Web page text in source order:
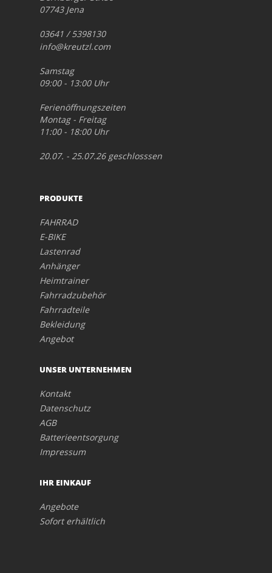
07743 Jena
03641 / 5398130
info@kreutzl.com
Samstag
09:00 - 13:00 Uhr
Ferienöffnungszeiten
Montag - Freitag
11:00 - 18:00 Uhr
20.07. - 25.07.26 geschlosssen
PRODUKTE
FAHRRAD
E-BIKE
Lastenrad
Anhänger
Heimtrainer
Fahrradzubehör
Fahrradteile
Bekleidung
Angebot
UNSER UNTERNEHMEN
Kontakt
Datenschutz
AGB
Batterieentsorgung
Impressum
IHR EINKAUF
Angebote
Sofort erhältlich